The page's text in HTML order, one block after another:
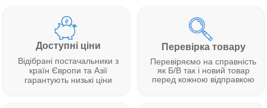
Доступні ціни
Відібрані постачальники з
країн Європи та Азії
гарантують низькі ціни
Перевірка товару
Перевіряємо на справність
як Б/В так і новий товар
перед кожною відправкою